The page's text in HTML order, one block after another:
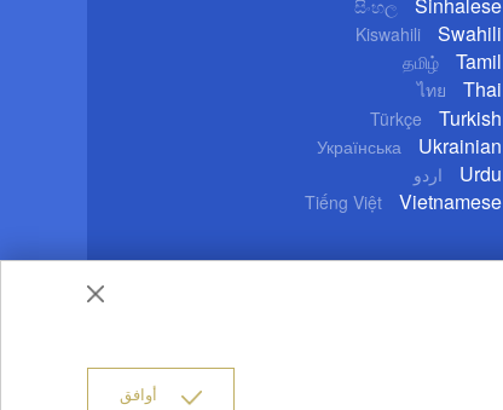
أوافق
සිංහල
Kiswahili Swahili
தமிழ் Tamil
ไทย Thai
Türkçe Turkish
Українська Ukrainian
اردو Urdu
Tiếng Việt Vietnamese
من نحن